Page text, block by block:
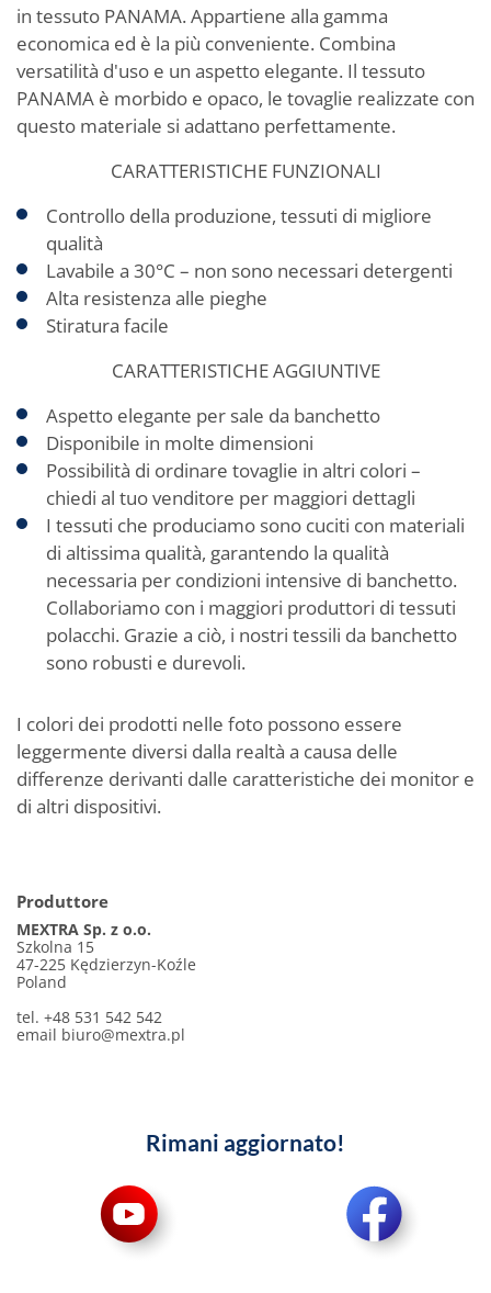
in tessuto PANAMA. Appartiene alla gamma
economica ed è la più conveniente. Combina
versatilità d'uso e un aspetto elegante. Il tessuto
PANAMA è morbido e opaco, le tovaglie realizzate con
questo materiale si adattano perfettamente.
CARATTERISTICHE FUNZIONALI
Controllo della produzione, tessuti di migliore
qualità
Lavabile a 30°C – non sono necessari detergenti
Alta resistenza alle pieghe
Stiratura facile
CARATTERISTICHE AGGIUNTIVE
Aspetto elegante per sale da banchetto
Disponibile in molte dimensioni
Possibilità di ordinare tovaglie in altri colori –
chiedi al tuo venditore per maggiori dettagli
I tessuti che produciamo sono cuciti con materiali
di altissima qualità, garantendo la qualità
necessaria per condizioni intensive di banchetto.
Collaboriamo con i maggiori produttori di tessuti
polacchi. Grazie a ciò, i nostri tessili da banchetto
sono robusti e durevoli.
I colori dei prodotti nelle foto possono essere
leggermente diversi dalla realtà a causa delle
differenze derivanti dalle caratteristiche dei monitor e
di altri dispositivi.
Produttore
MEXTRA Sp. z o.o.
Szkolna 15
47-225 Kędzierzyn-Koźle
Poland
tel. +48 531 542 542
email biuro@mextra.pl
Rimani aggiornato!